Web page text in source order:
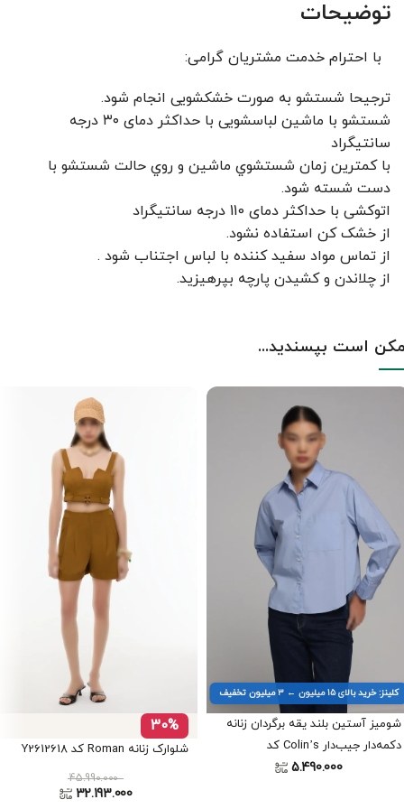
توضیحات
با احترام خدمت مشتریان گرامی:
ترجیحا شستشو به صورت خشکشویی انجام شود.
شستشو با ماشین لباسشویی با حداکثر دمای ۳۰ درجه
سانتیگراد
با کمترين زمان شستشوي ماشين و روي حالت شستشو با
دست شسته شود.
اتوکشی با حداکثر دمای 110 درجه سانتیگراد
از خشک کن استفاده نشود.
از تماس مواد سفید کننده با لباس اجتناب شود .
از چلاندن و کشيدن پارچه بپرهيزيد.
است بپسندید...
کلینز: خرید بالای ۱۵ میلیون ← ۳ میلیون تخفیف
شومیز آستین بلند یقه برگردان زنانه
دکمه‌دار جیب‌دار Colin’s کد
5.490.000
30%
شلوارک زنانه Roman کد Y2612618
45.990.000
32.193.000